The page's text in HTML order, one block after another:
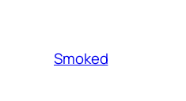
Smoked